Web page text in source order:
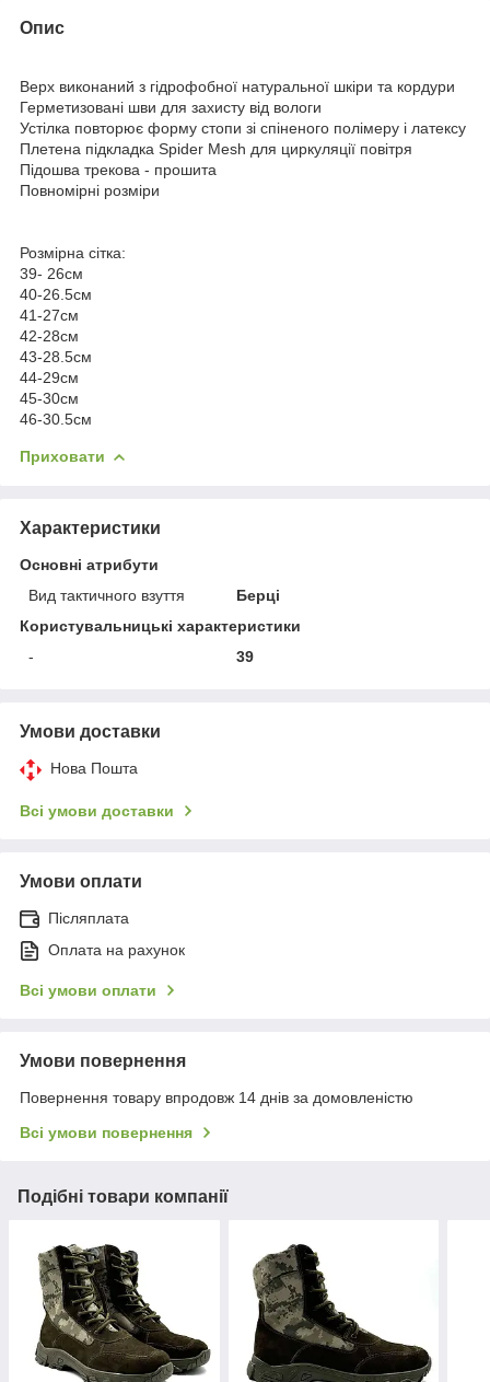
Опис
Верх виконаний з гідрофобної натуральної шкіри та кордури
Герметизовані шви для захисту від вологи
Устілка повторює форму стопи зі спіненого полімеру і латексу
Плетена підкладка Spider Mesh для циркуляції повітря
Підошва трекова - прошита
Повномірні розміри
Розмірна сітка:
39- 26см
40-26.5см
41-27см
42-28см
43-28.5см
44-29см
45-30см
46-30.5см
Приховати
Характеристики
Основні атрибути
Вид тактичного взуття
Берці
Користувальницькі характеристики
-
39
Умови доставки
Нова Пошта
Всі умови доставки
Умови оплати
Післяплата
Оплата на рахунок
Всі умови оплати
Умови повернення
Повернення товару впродовж 14 днів за домовленістю
Всі умови повернення
Подібні товари компанії